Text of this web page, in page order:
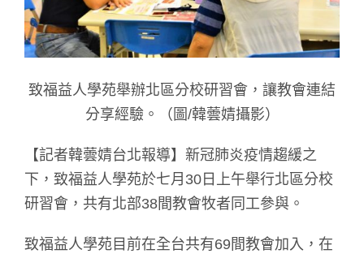
致福益人學苑舉辦北區分校研習會，讓教會連結
分享經驗。（圖/韓蕓婧攝影）
【記者韓蕓婧台北報導】新冠肺炎疫情趨緩之
下，致福益人學苑於七月30日上午舉行北區分校
研習會，共有北部38間教會牧者同工參與。
致福益人學苑目前在全台共有69間教會加入，在